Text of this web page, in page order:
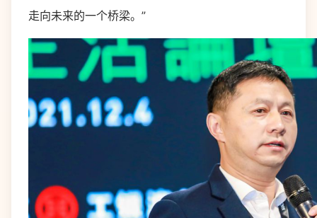
走向未来的一个桥梁。”